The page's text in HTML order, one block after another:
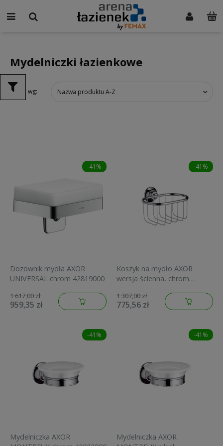
Mydelniczki łazienkowe
Sortuj wg: Nazwa produktu A-Z
-41%
Dozownik mydła AXOR
UNIVERSAL chrom 42819000
1 617,00 zł
959,35 zł
-41%
Koszyk na mydło AXOR
wersja ścienna, chrom
1 307,00 zł
775,56 zł
-41%
Mydelniczka AXOR
-41%
Mydelniczka AXOR